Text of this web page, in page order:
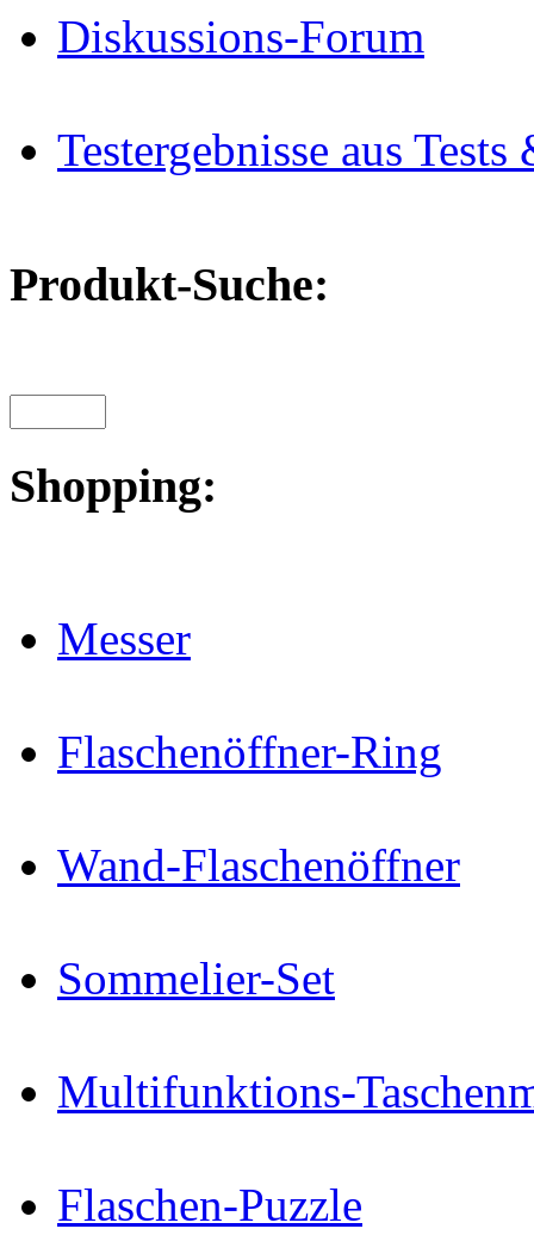
Diskussions-Forum
Testergebnisse aus
Produkt-Suche:
Shopping:
Messer
Flaschenöffner-Ring
Wand-Flaschenöffner
Sommelier-Set
Multifunktions-
Flaschen-Puzzle